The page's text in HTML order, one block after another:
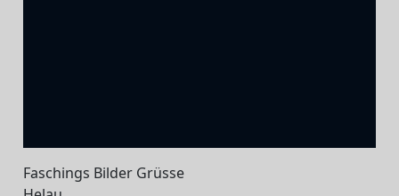
Faschings Bilder Grüsse